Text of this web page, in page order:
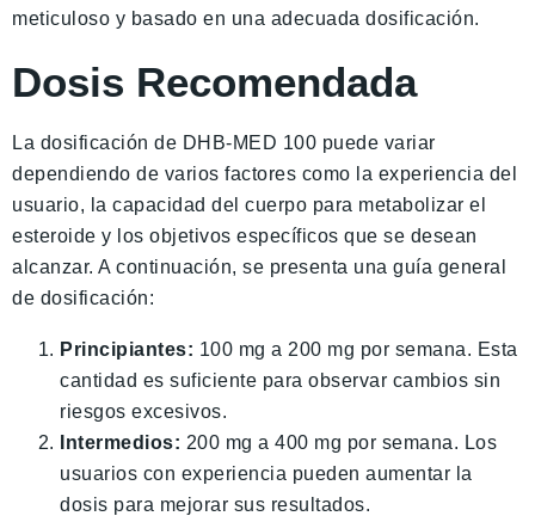
meticuloso y basado en una adecuada dosificación.
Dosis Recomendada
La dosificación de DHB-MED 100 puede variar
dependiendo de varios factores como la experiencia del
usuario, la capacidad del cuerpo para metabolizar el
esteroide y los objetivos específicos que se desean
alcanzar. A continuación, se presenta una guía general
de dosificación:
Principiantes: 100 mg a 200 mg por semana. Esta
cantidad es suficiente para observar cambios sin
riesgos excesivos.
Intermedios: 200 mg a 400 mg por semana. Los
usuarios con experiencia pueden aumentar la
dosis para mejorar sus resultados.